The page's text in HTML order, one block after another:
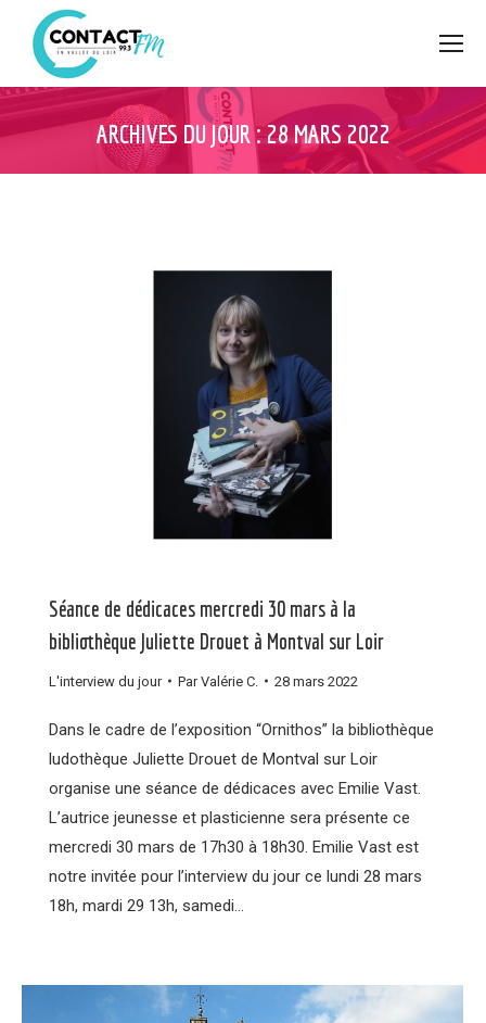
ARCHIVES DU JOUR :28 MARS 2022
Séance de dédicaces mercredi 30 mars à la
bibliothèque Juliette Drouet à Montval sur Loir
L'interview du jour ParValérie C. 28 mars 2022
Dans le cadre de l’exposition “Ornithos” la bibliothèque
ludothèque Juliette Drouet de Montval sur Loir
organise une séance de dédicaces avec Emilie Vast.
L’autrice jeunesse et plasticienne sera présente ce
mercredi 30 mars de 17h30 à 18h30. Emilie Vast est
notre invitée pour l’interview du jour ce lundi 28 mars
18h, mardi 29 13h, samedi…